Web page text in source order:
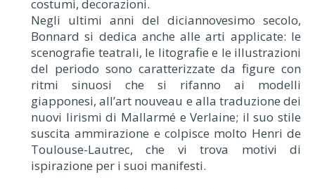
costumi, decorazioni.
Negli ultimi anni del diciannovesimo secolo,
Bonnard si dedica anche alle arti applicate: le
scenografie teatrali, le litografie e le illustrazioni
del periodo sono caratterizzate da figure con
ritmi sinuosi che si rifanno ai modelli
giapponesi, all’art nouveau e alla traduzione dei
nuovi lirismi di Mallarmé e Verlaine; il suo stile
suscita ammirazione e colpisce molto Henri de
Toulouse-Lautrec, che vi trova motivi di
ispirazione per i suoi manifesti.